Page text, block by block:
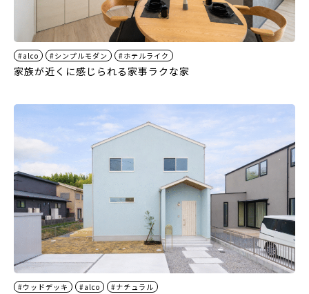
#alco #シンプルモダン #ホテルライク
家族が近くに感じられる家事ラクな家
#ウッドデッキ #alco #ナチュラル